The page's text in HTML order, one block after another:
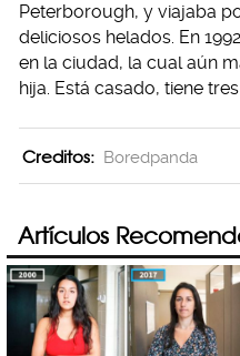
Peterborough, y viajaba
deliciosos helados. En
en la ciudad, la cual aún
hija. Está casado, tiene
Creditos: Boredpanda
Artículos